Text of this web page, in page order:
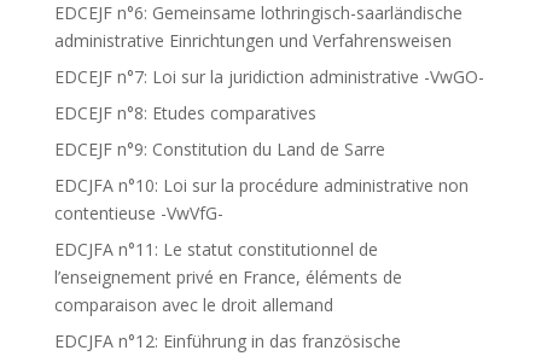
EDCEJF n°6: Gemeinsame lothringisch-saarländische
administrative Einrichtungen und Verfahrensweisen
EDCEJF n°7: Loi sur la juridiction administrative -VwGO-
EDCEJF n°8: Etudes comparatives
EDCEJF n°9: Constitution du Land de Sarre
EDCJFA n°10: Loi sur la procédure administrative non
contentieuse -VwVfG-
EDCJFA n°11: Le statut constitutionnel de
l’enseignement privé en France, éléments de
comparaison avec le droit allemand
EDCJFA n°12: Einführung in das französische